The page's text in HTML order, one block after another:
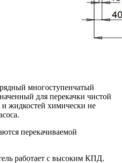
многоступенчатый
для перекачки чистой
жидкостей химически не
перекачиваемой
работает с высоким КПД.